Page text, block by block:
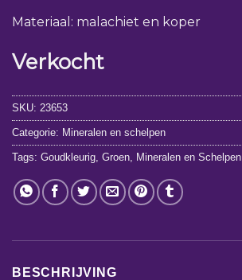
Materiaal: malachiet en koper
Verkocht
SKU: 23653
Categorie: Mineralen en schelpen
Tags: Goudkleurig Groen Mineralen en Schelpen
BESCHRIJVING